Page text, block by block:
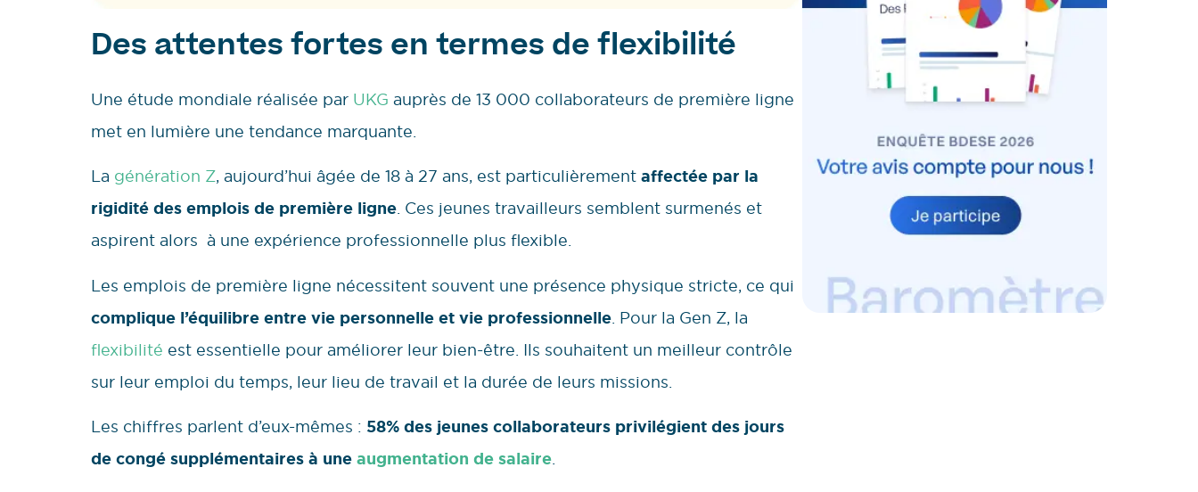
Des attentes fortes en termes de flexibilité
Une étude mondiale réalisée par UKG auprès de 13 000 collaborateurs de première ligne
met en lumière une tendance marquante.
La génération Z, aujourd’hui âgée de 18 à 27 ans, est particulièrement affectée par la
rigidité des emplois de première ligne. Ces jeunes travailleurs semblent surmenés et
aspirent alors à une expérience professionnelle plus flexible.
Les emplois de première ligne nécessitent souvent une présence physique stricte, ce qui
complique l’équilibre entre vie personnelle et vie professionnelle. Pour la Gen Z, la
flexibilité est essentielle pour améliorer leur bien-être. Ils souhaitent un meilleur contrôle
sur leur emploi du temps, leur lieu de travail et la durée de leurs missions.
Les chiffres parlent d’eux-mêmes : 58% des jeunes collaborateurs privilégient des jours
de congé supplémentaires à une augmentation de salaire.